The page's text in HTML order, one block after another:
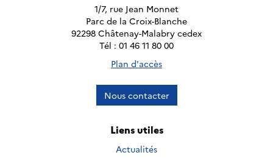
1/7, rue Jean Monnet
Parc de la Croix-Blanche
92298 Châtenay-Malabry cedex
Tél : 01 46 11 80 00
Plan d'accès
Nous contacter
Liens utiles
Actualités